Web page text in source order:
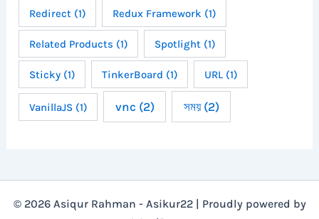
Redirect(1) Redux Framework (1)
Related Products (1) Spotlight(1)
Sticky(1) TinkerBoard (1) URL(1)
VanillaJS(1) vnc (2) সময়(2)
© 2026 Asiqur Rahman - Asikur22 | Proudly powered by